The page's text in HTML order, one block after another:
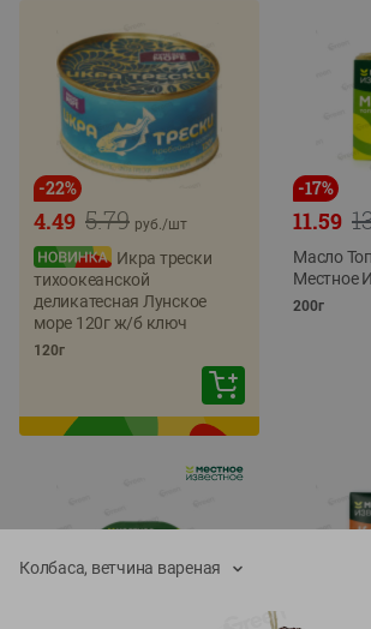
-22%
5.79
4.49 руб./шт
Икра трески
тихоокеанской
деликатесная Лунское
море 120г ж/б ключ
120г
-17%
11.59
Масло
Местное
200г
Колбаса, ветчина вареная